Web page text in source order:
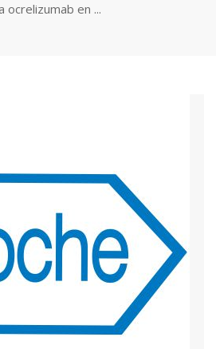
ocrelizumab en ...